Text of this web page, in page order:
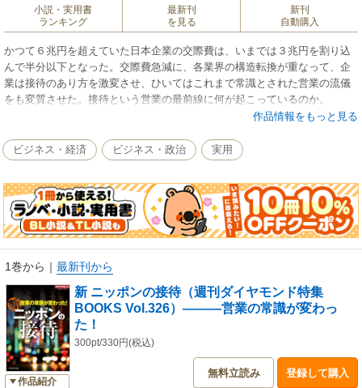
小説・実用書
ランキング
最新刊
を見る
新刊
自動購入
かつて６兆円を超えていた日本企業の交際費は、いまでは３兆円を割り込
んで半分以下となった。交際費急減に、各業界の構造転換が重なって、企
業は接待のあり方を激変させ、ひいてはこれまで常識とされた営業の流儀
をも変質させた。接待という営業の最前線に何が起こっているのか。
作品情報をもっと見る
ビジネス・経済 ビジネス・政治 実用
1巻から ｜ 最新刊から
作品紹介
新 ニッポンの接待（週刊ダイヤモンド特集
BOOKS Vol.326）―――営業の常識が変わっ
た！
300pt/330円(税込)
無料立読み 登録して購入